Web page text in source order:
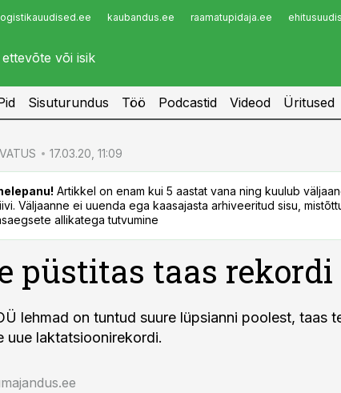
kaubandus.ee raamatupidaja.ee
Infopank
Sisuturundus Töö Podcastid Videod Üritused
17.03.20, 11:09
Artikkel on enam kui 5 aastat vana ning kuulub
Väljaanne ei uuenda ega kaasajasta arhiveeritud sisu,
allikatega tutvumine
püstitas taas rekordi
lehmad on tuntud suure lüpsianni poolest, taas
uue laktatsioonirekordi.